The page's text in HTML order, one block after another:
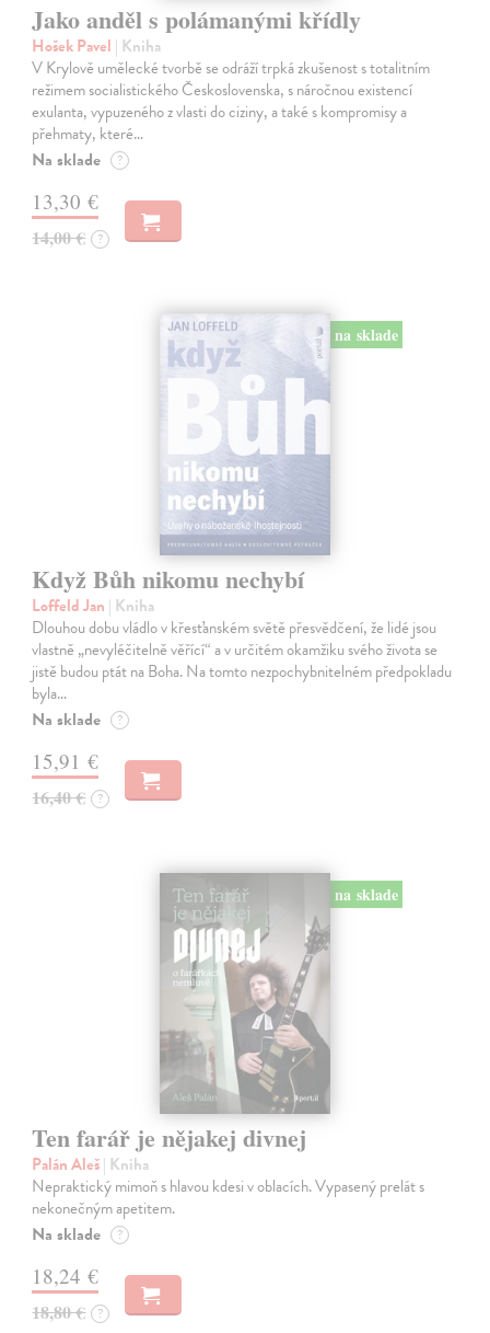
Jako anděl s polámanými křídly
Hošek Pavel | Kniha
V Krylově umělecké tvorbě se odráží trpká zkušenost s totalitním
režimem socialistického Československa, s náročnou existencí
exulanta, vypuzeného z vlasti do ciziny, a také s kompromisy a
přehmaty, které…
Na sklade ?
13,30 €
14,00 € ?
na sklade
Když Bůh nikomu nechybí
Loffeld Jan | Kniha
Dlouhou dobu vládlo v křesťanském světě přesvědčení, že lidé jsou
vlastně „nevyléčitelně věřící“ a v určitém okamžiku svého života se
jistě budou ptát na Boha. Na tomto nezpochybnitelném předpokladu
byla…
Na sklade ?
15,91 €
16,40 € ?
na sklade
Ten farář je nějakej divnej
Palán Aleš| Kniha
Nepraktický mimoň s hlavou kdesi v oblacích. Vypasený prelát s
nekonečným apetitem.
Na sklade ?
18,24 €
18,80 € ?